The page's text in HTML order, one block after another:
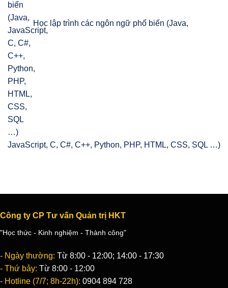
Học lập trình các ngôn ngữ phổ biến (Java,
JavaScript, C, C#, C++, Python, PHP, HTML, CSS, SQL …)
Công ty CP Tư vấn Quản trị HKT
"Học thức - Kinh nghiệm - Thành công"
- Ngày thường: Từ 8:00 - 12:00; 14:00 - 17:30
- Thứ bảy: Từ 8:00 - 12:00
- Hotline (7/7; 8h-22h): 0904 894 728